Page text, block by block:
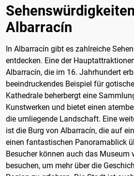
Albarracín
In Albarracín gibt es zahlreiche
entdecken. Eine der
Albarracín, die im 16. Jahrhundert
beeindruckendes Beispiel für
Kathedrale beherbergt eine
Kunstwerken und bietet einen
die umliegende Landschaft. Eine
ist die Burg von Albarracín, die auf
einen fantastischen Panoramablick
Besucher können auch das Museum
besuchen, um mehr über die